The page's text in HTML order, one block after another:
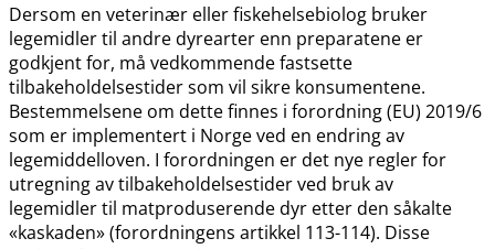
Dersom en veterinær eller fiskehelsebiolog bruker
legemidler til andre dyrearter enn preparatene er
godkjent for, må vedkommende fastsette
tilbakeholdelsestider som vil sikre konsumentene.
Bestemmelsene om dette finnes i forordning (EU) 2019/6
som er implementert i Norge ved en endring av
legemiddelloven. I forordningen er det nye regler for
utregning av tilbakeholdelsestider ved bruk av
legemidler til matproduserende dyr etter den såkalte
«kaskaden» (forordningens artikkel 113-114). Disse